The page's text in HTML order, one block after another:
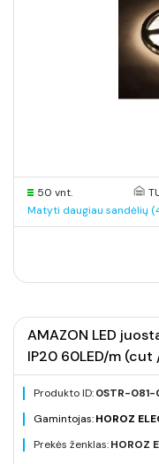
50 vnt.
Matyti daugiau sandėlių
AMAZON LED
IP20 60LED/m
Produkto ID:0STR-
Gamintojas:HOROZ
Prekės ženklas:HOROZ